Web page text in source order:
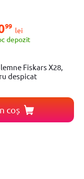
99 lei
depozit
Fiskars X28,
despicat
coș